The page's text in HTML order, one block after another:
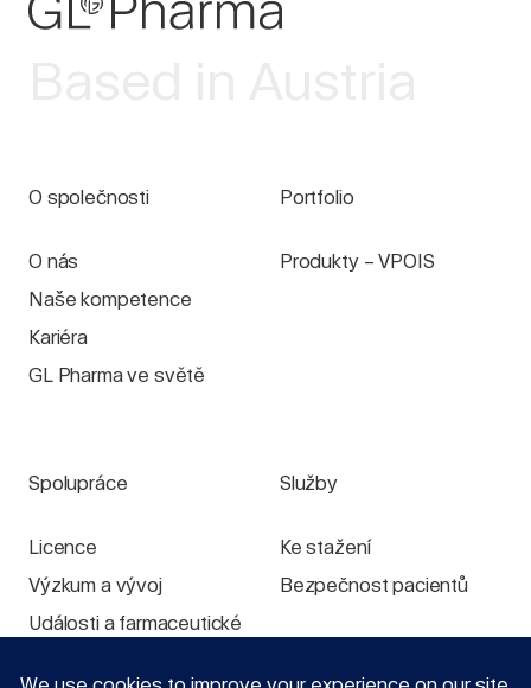
O společnosti
O nás
Naše kompetence
Kariéra
GL Pharma ve světě
Portfolio
Produkty – VPOIS
Spolupráce
Licence
Výzkum a vývoj
Události a farmaceutické
Služby
Ke stažení
Bezpečnost pacientů